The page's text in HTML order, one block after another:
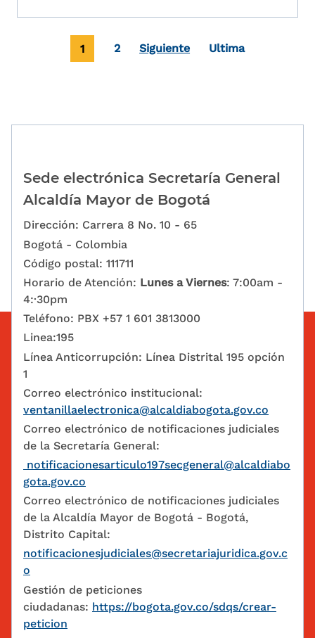
PaginaciónPágina actual
1 Page
2 Siguiente Última página
Ultima
Sede electrónica Secretaría General
Alcaldía Mayor de Bogotá
Dirección: Carrera 8 No. 10 - 65
Bogotá - Colombia
Código postal: 111711
Horario de Atención: Lunes a Viernes: 7:00am -
4:·30pm
Teléfono: PBX +57 1 601 3813000
Linea:195
Línea Anticorrupción: Línea Distrital 195 opción
1
Correo electrónico institucional:
ventanillaelectronica@alcaldiabogota.gov.co
Correo electrónico de notificaciones judiciales
de la Secretaría General:
notificacionesarticulo197secgeneral@alcaldiabo
gota.gov.co
Correo electrónico de notificaciones judiciales
de la Alcaldía Mayor de Bogotá - Bogotá,
Distrito Capital:
notificacionesjudiciales@secretariajuridica.gov.c
o
Gestión de peticiones
ciudadanas: https://bogota.gov.co/sdqs/crear-
peticion